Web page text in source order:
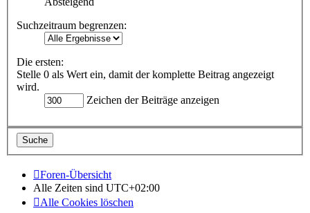
Suchzeitraum begrenzen:
Die ersten:
Stelle 0 als Wert ein, damit der komplette Beitrag angezeigt
wird.
Zeichen der Beiträge anzeigen
Foren-Übersicht
Alle Zeiten sind UTC+02:00
Alle Cookies löschen